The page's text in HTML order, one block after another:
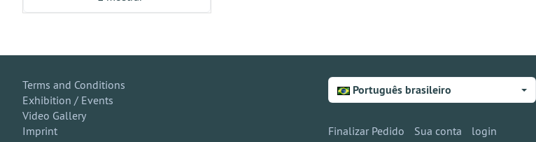
Terms and Conditions
Exhibition / Events
Video Gallery
Imprint
Português brasileiro
Finalizar Pedido Sua conta login